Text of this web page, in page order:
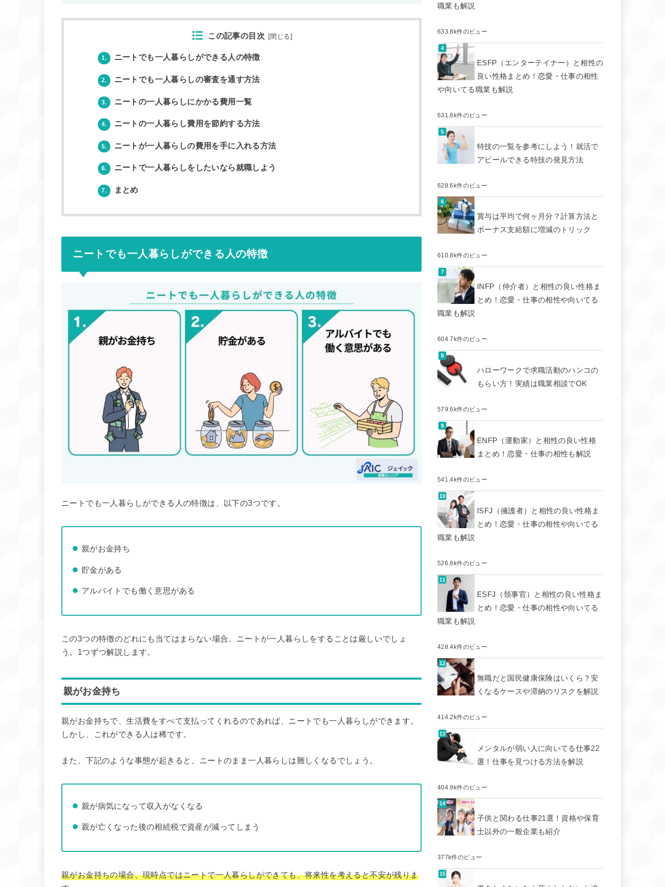
この記事の目次 [閉じる]
1. ニートでも一人暮らしができる人の特徴
2. ニートでも一人暮らしの審査を通す方法
3. ニートの一人暮らしにかかる費用一覧​​
4. ニートの一人暮らし費用を節約する方法
5. ニートが一人暮らしの費用を手に入れる方法
6. ニートで一人暮らしをしたいなら就職しよう
7. まとめ
ニートでも一人暮らしができる人の特徴
ニートでも一人暮らしができる人の特徴は、以下の3つです。
親がお金持ち
貯金がある
アルバイトでも働く意思がある
この3つの特徴のどれにも当てはまらない場合、ニートが一人暮らしをすることは厳しいでしょ
う。1つずつ解説します。
親がお金持ち
親がお金持ちで、生活費をすべて支払ってくれるのであれば、ニートでも一人暮らしができます。
しかし、これができる人は稀です。
また、下記のような事態が起きると、ニートのまま一人暮らしは難しくなるでしょう。
親が病気になって収入がなくなる
親が亡くなった後の相続税で資産が減ってしまう
親がお金持ちの場合、現時点ではニートで一人暮らしができても、将来性を考えると不安が残りま
職業も解説
633.8k件のビュー
ESFP（エンターテイナー）と相性の
良い性格まとめ！恋愛・仕事の相性
や向いてる職業も解説
631.8k件のビュー
特技の一覧を参考にしよう！就活で
アピールできる特技の発見方法
628.6k件のビュー
賞与は平均で何ヶ月分？計算方法と
ボーナス支給額に増減のトリック
610.8k件のビュー
INFP（仲介者）と相性の良い性格ま
とめ！恋愛・仕事の相性や向いてる
職業も解説
604.7k件のビュー
ハローワークで求職活動のハンコの
もらい方！実績は職業相談でOK
579.6k件のビュー
ENFP（運動家）と相性の良い性格
まとめ！恋愛・仕事の相性も解説
541.4k件のビュー
ISFJ（擁護者）と相性の良い性格ま
とめ！恋愛・仕事の相性や向いてる
職業も解説
526.8k件のビュー
ESFJ（領事官）と相性の良い性格ま
とめ！恋愛・仕事の相性や向いてる
職業も解説
428.4k件のビュー
無職だと国民健康保険はいくら？安
くなるケースや滞納のリスクを解説
414.2k件のビュー
メンタルが弱い人に向いてる仕事22
選！仕事を見つける方法を解説
404.9k件のビュー
子供と関わる仕事21選！資格や保育
士以外の一般企業も紹介
377k件のビュー